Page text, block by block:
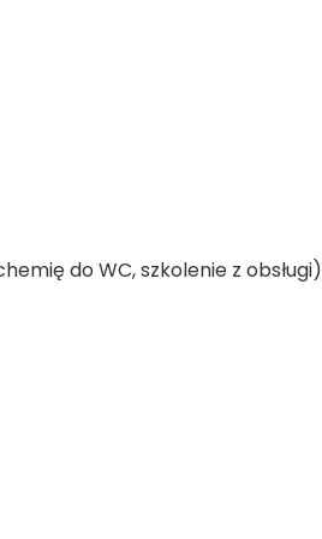
do WC, szkolenie z obsługi)